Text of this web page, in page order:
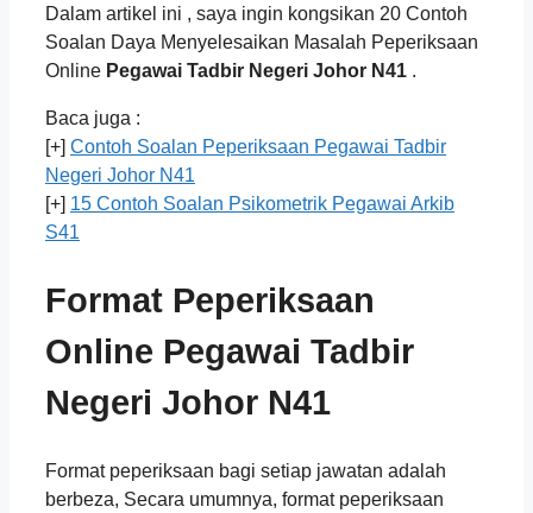
Dalam artikel ini , saya ingin kongsikan 20 Contoh
Soalan Daya Menyelesaikan Masalah Peperiksaan
Online Pegawai Tadbir Negeri Johor N41 .
Baca juga :
[+] Contoh Soalan Peperiksaan Pegawai Tadbir
Negeri Johor N41
[+] 15 Contoh Soalan Psikometrik Pegawai Arkib
S41
Format Peperiksaan
Online Pegawai Tadbir
Negeri Johor N41
Format peperiksaan bagi setiap jawatan adalah
berbeza, Secara umumnya, format peperiksaan